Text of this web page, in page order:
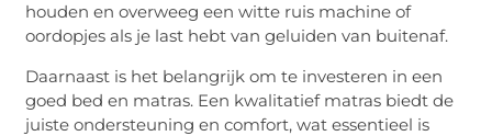
houden en overweeg een witte ruis machine of
oordopjes als je last hebt van geluiden van buitenaf.
Daarnaast is het belangrijk om te investeren in een
goed bed en matras. Een kwalitatief matras biedt de
juiste ondersteuning en comfort, wat essentieel is